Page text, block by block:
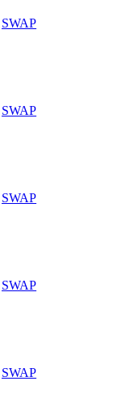
SWAP
SWAP
SWAP
SWAP
SWAP